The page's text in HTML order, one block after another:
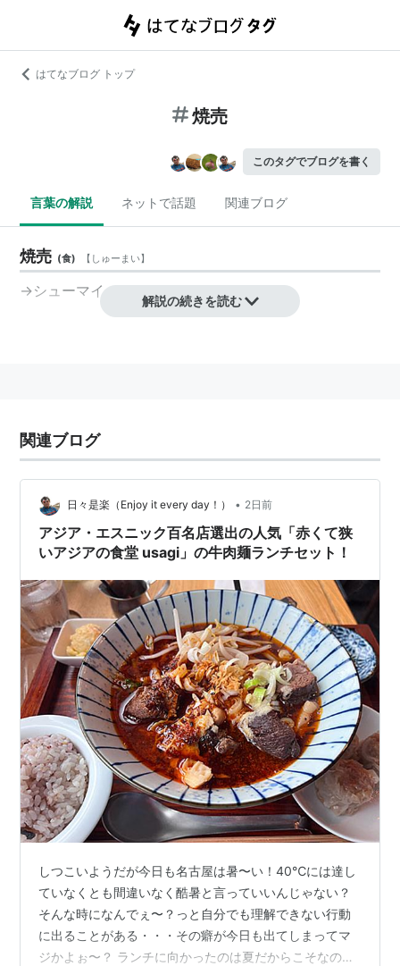
はてなブログ トップ
焼売
このタグでブログを書く
言葉の解説 ネットで話題 関連ブログ
焼売 (食) 【 しゅーまい】
→シューマイ
解説の続きを読む
関連ブログ
日々是楽（Enjoy it every day！） • 2日前
アジア・エスニック百名店選出の人気「赤くて狭
いアジアの食堂 usagi」の牛肉麺ランチセット！
しつこいようだが今日も名古屋は暑〜い！40℃には達し
ていなくとも間違いなく酷暑と言っていいんじゃない？
そんな時になんでぇ〜？っと自分でも理解できない行動
に出ることがある・・・その癖が今日も出てしまってマ
ジかよぉ〜？ ランチに向かったのは夏だからこそなの？